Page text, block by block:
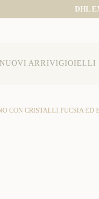
DHL
NUOVI ARRIVIGIOIELLI
CON CRISTALLI FUCSIA ED